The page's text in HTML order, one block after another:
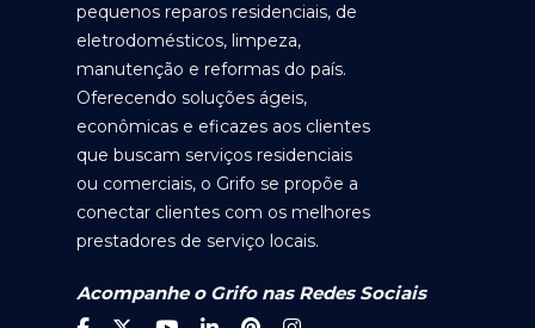
pequenos reparos residenciais, de
eletrodomésticos, limpeza,
manutenção e reformas do país.
Oferecendo soluções ágeis,
econômicas e eficazes aos clientes
que buscam serviços residenciais
ou comerciais, o Grifo se propõe a
conectar clientes com os melhores
prestadores de serviço locais.
Acompanhe o Grifo nas Redes Sociais